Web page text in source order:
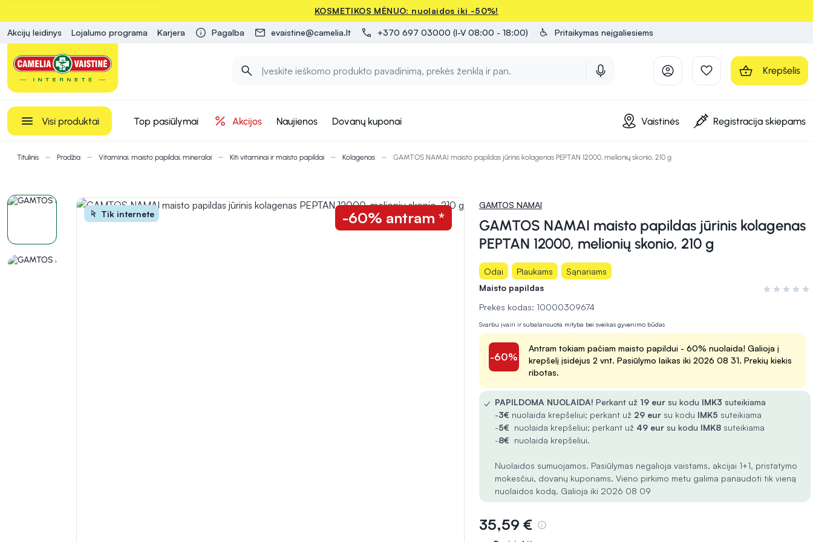
KOSMETIKOS MĖNUO: nuolaidos iki -50%!
Akcijų leidinys Lojalumo programa Karjera Pagalba evaistine@camelia.lt +370 697 03000 (I-V 08:00 - 18:00) Pritaikymas neįgaliesiems
Krepšelis
Visi produktai Top pasiūlymai Akcijos Naujienos Dovanų kuponai Vaistinės Registracija skiepams
Titulinis Pradžia Vitaminai, maisto papildai, mineralai Kiti vitaminai ir maisto papildai Kolagenas GAMTOS NAMAI maisto papildas jūrinis kolagenas PEPTAN 12000, melionių skonio, 210 g
Tik internete -60% antram *
GAMTOS NAMAI
GAMTOS NAMAI maisto papildas jūrinis kolagenas
PEPTAN 12000, melionių skonio, 210 g
Odai Plaukams
Sąnariams
Maisto papildas
Įvertinimas
Prekės kodas: 10000309674
Svarbu įvairi ir subalansuota mityba bei sveikas gyvenimo būdas
-60%
Antram tokiam pačiam maisto papildui - 60% nuolaida! Galioja į
krepšelį įsidėjus 2 vnt. Pasiūlymo laikas iki 2026 08 31. Prekių kiekis
ribotas.
✓ PAPILDOMA NUOLAIDA! Perkant už 19 eur su kodu IMK3 suteikiama
-3€ nuolaida krepšeliui; perkant už 29 eur su kodu IMK5 suteikiama
-5€ nuolaida krepšeliui; perkant už 49 eur su kodu IMK8 suteikiama
-8€ nuolaida krepšeliui.
Nuolaidos sumuojamos. Pasiūlymas negalioja vaistams, akcijai 1+1, pristatymo
mokesčiui, dovanų kuponams. Vieno pirkimo metu galima panaudoti tik vieną
nuolaidos kodą. Galioja iki 2026 08 09
35,59 €